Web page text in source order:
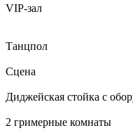
VIP-зал
Танцпол
Сцена
Диджейская стойка с
2 гримерные комнаты